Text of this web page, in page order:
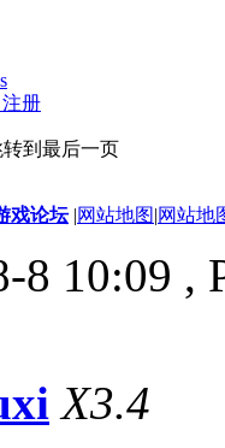
册
转到最后一页
戏论坛 |网站地图|网站地
8 10:09 ,
X3.4